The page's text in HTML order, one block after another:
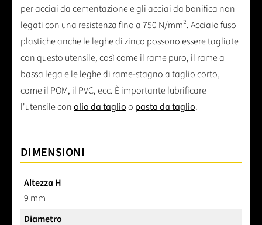
per acciai da cementazione e gli acciai da bonifica non
legati con una resistenza fino a 750 N/mm². Acciaio fuso
plastiche anche le leghe di zinco possono essere tagliate
con questo utensile, così come il rame puro, il rame a
bassa lega e le leghe di rame-stagno a taglio corto,
come il POM, il PVC, ecc. È importante lubrificare
l'utensile conolio da taglioo pasta da taglio.
DIMENSIONI
Altezza H
9 mm
Diametro